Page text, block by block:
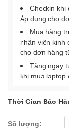
Checkin khi
Áp dụng cho
Mua hàng
nhân viên kinh
cho đơn hàng
Tặng ngay
khi mua laptop
Thời Gian Bảo
Số lượng: